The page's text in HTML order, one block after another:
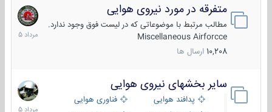
متفرقه در مورد نیروی هوایی
مطالب مرتبط با موضوعاتی که در لیست فوق وجود ندارد.
Miscellaneous Airforcce
10,208 ارسال ها
7
مرداد
1405
سایر بخشهای نیروی هوایی
پدافند هوایی
فناوری هوایی
2
مرداد
1405